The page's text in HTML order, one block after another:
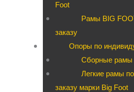
Foot
Рамы BIG
заказу
Опоры по
Сборные рамы
Легкие рамы
заказу марки Big Foot